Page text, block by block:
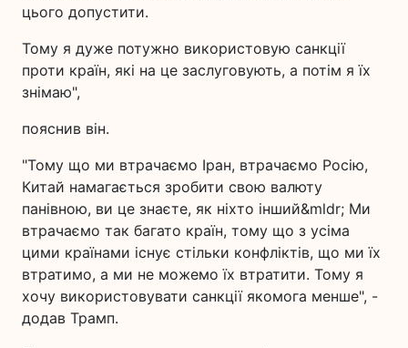
цього допустити.
Тому я дуже потужно використовую санкції
проти країн, які на це заслуговують, а потім я їх
знімаю",
пояснив він.
"Тому що ми втрачаємо Іран, втрачаємо Росію,
Китай намагається зробити свою валюту
панівною, ви це знаєте, як ніхто інший&mldr; Ми
втрачаємо так багато країн, тому що з усіма
цими країнами існує стільки конфліктів, що ми їх
втратимо, а ми не можемо їх втратити. Тому я
хочу використовувати санкції якомога менше", -
додав Трамп.